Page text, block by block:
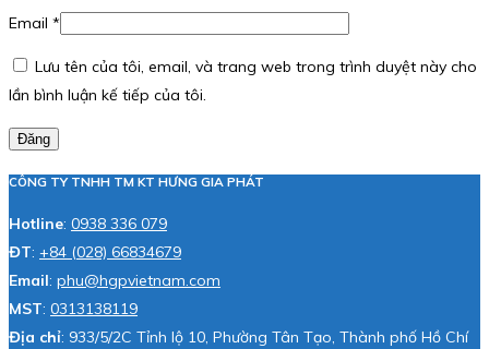
Email *
Lưu tên của tôi, email, và trang web trong trình duyệt này cho
lần bình luận kế tiếp của tôi.
Đăng
CÔNG TY TNHH TM KT HƯNG GIA PHÁT
Hotline: 0938 336 079
ĐT: +84 (028) 66834679
Email: phu@hgpvietnam.com
MST: 0313138119
Địa chỉ: 933/5/2C Tỉnh lộ 10, Phường Tân Tạo, Thành phố Hồ Chí